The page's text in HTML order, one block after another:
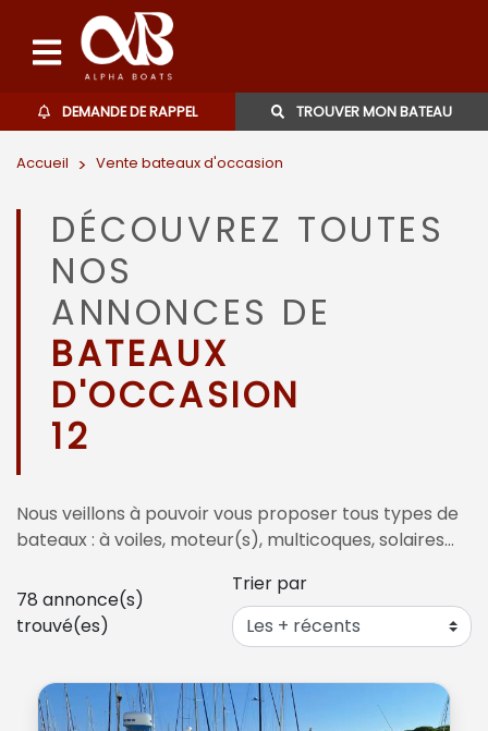
Bateaux d'occasions
L'agence
Contact
06 27 07 57 11
DEMANDE DE RAPPEL TROUVER MON BATEAU
Accueil > Vente bateaux d'occasion
DÉCOUVREZ TOUTES
NOS
ANNONCES DE
BATEAUX
D'OCCASION
12
Nous veillons à pouvoir vous proposer tous types de
bateaux : à voiles, moteur(s), multicoques, solaires…
78 annonce(s)
trouvé(es)
Trier par